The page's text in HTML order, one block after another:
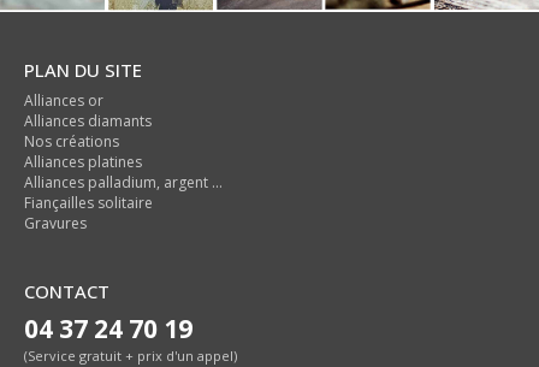
PLAN DU SITE
Alliances or
Alliances diamants
Nos créations
Alliances platines
Alliances palladium, argent ...
Fiançailles solitaire
Gravures
CONTACT
04 37 24 70 19
(Service gratuit + prix d'un appel)